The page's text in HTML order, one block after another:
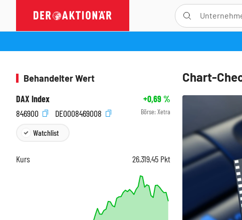
Chart-
Behandelter Wert
DAX Index
+0,69%
846900
DE0008469008 Börse: Xetra
Watchlist
Kurs 26.319,45 Pkt